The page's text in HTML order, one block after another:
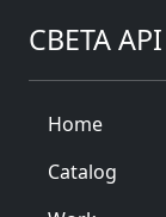
CBETA
Home
Catalog